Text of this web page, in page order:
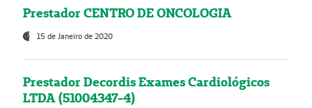
Prestador CENTRO DE ONCOLOGIA
15 de Janeiro de 2020
Prestador Decordis Exames Cardiológicos
LTDA (51004347-4)